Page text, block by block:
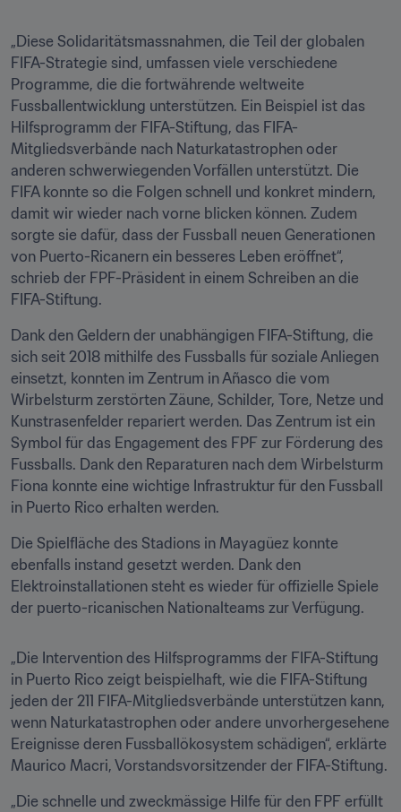
„Diese Solidaritätsmassnahmen, die Teil der globalen
FIFA-Strategie sind, umfassen viele verschiedene
Programme, die die fortwährende weltweite
Fussballentwicklung unterstützen. Ein Beispiel ist das
Hilfsprogramm der FIFA-Stiftung, das FIFA-
Mitgliedsverbände nach Naturkatastrophen oder
anderen schwerwiegenden Vorfällen unterstützt. Die
FIFA konnte so die Folgen schnell und konkret mindern,
damit wir wieder nach vorne blicken können. Zudem
sorgte sie dafür, dass der Fussball neuen Generationen
von Puerto-Ricanern ein besseres Leben eröffnet“,
schrieb der FPF-Präsident in einem Schreiben an die
FIFA-Stiftung.
Dank den Geldern der unabhängigen FIFA-Stiftung, die
sich seit 2018 mithilfe des Fussballs für soziale Anliegen
einsetzt, konnten im Zentrum in Añasco die vom
Wirbelsturm zerstörten Zäune, Schilder, Tore, Netze und
Kunstrasenfelder repariert werden. Das Zentrum ist ein
Symbol für das Engagement des FPF zur Förderung des
Fussballs. Dank den Reparaturen nach dem Wirbelsturm
Fiona konnte eine wichtige Infrastruktur für den Fussball
in Puerto Rico erhalten werden.
Die Spielfläche des Stadions in Mayagüez konnte
ebenfalls instand gesetzt werden. Dank den
Elektroinstallationen steht es wieder für offizielle Spiele
der puerto-ricanischen Nationalteams zur Verfügung.
„Die Intervention des Hilfsprogramms der FIFA-Stiftung
in Puerto Rico zeigt beispielhaft, wie die FIFA-Stiftung
jeden der 211 FIFA-Mitgliedsverbände unterstützen kann,
wenn Naturkatastrophen oder andere unvorhergesehene
Ereignisse deren Fussballökosystem schädigen“, erklärte
Maurico Macri, Vorstandsvorsitzender der FIFA-Stiftung.
„Die schnelle und zweckmässige Hilfe für den FPF erfüllt